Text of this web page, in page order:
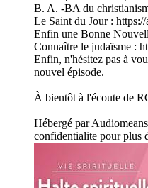
B. A. -BA du
Le Saint du Jour :
Enfin une Bonne
Connaître le judaïsme :
Enfin, n'hésitez pas à
nouvel épisode.
À bientôt à l'écoute de
Hébergé par
confidentialite pour plus